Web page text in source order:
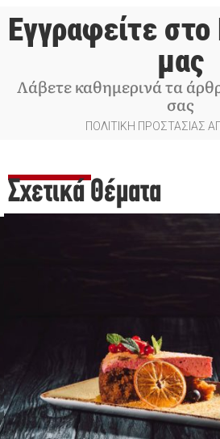
Εγγραφείτε
μας
Λάβετε καθημερινά τα
σας
ΠΟΛΙΤΙΚΗ ΠΡΟΣΤΑΣΙΑΣ
Σχετικά Θέματα